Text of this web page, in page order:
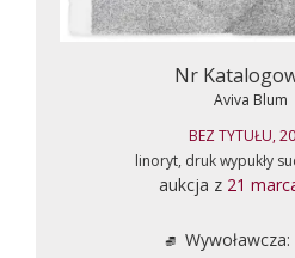
Nr
Aviva Blum
BEZ TYTUŁU,
linoryt, druk wypukły
aukcja z 21
Wywoławcza: